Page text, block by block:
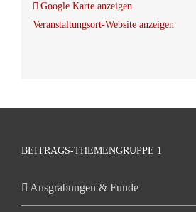
Google Karte anzeigen
Veranstaltungsort-Website anzeigen
BEITRAGS-THEMENGRUPPE 1
Ausgrabungen & Funde